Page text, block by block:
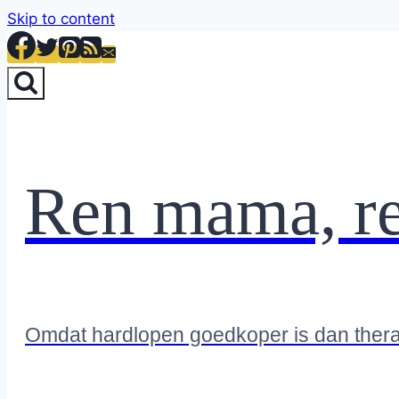
Skip to content
Ren mama,
Omdat hardlopen goedkoper is dan